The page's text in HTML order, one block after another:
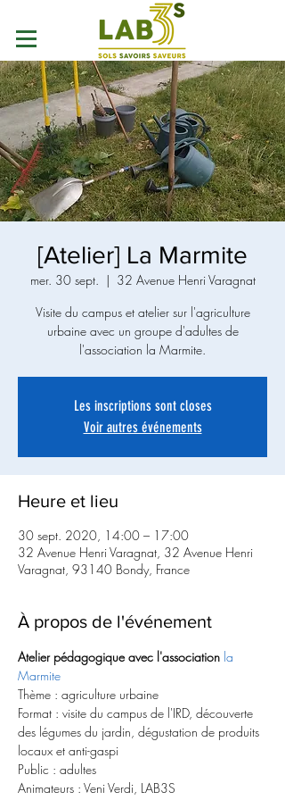
[Atelier] La Marmite
mer. 30 sept.
  |
32 Avenue Henri Varagnat
Visite du campus et atelier sur l'agriculture
urbaine avec un groupe d'adultes de
l'association la Marmite.
Les inscriptions sont closes
Voir autres événements
Heure et lieu
30 sept. 2020, 14:00 – 17:00
32 Avenue Henri Varagnat, 32 Avenue Henri
Varagnat, 93140 Bondy, France
À propos de l'événement
Atelier pédagogique avec l'association la
Marmite
Thème : agriculture urbaine
Format : visite du campus de l'IRD, découverte
des légumes du jardin, dégustation de produits
locaux et anti-gaspi
Public : adultes
Animateurs : Veni Verdi, LAB3S